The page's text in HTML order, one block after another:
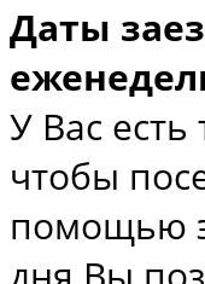
Даты
У Вас
чтобы
помощью